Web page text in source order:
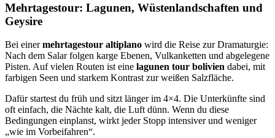
Mehrtagestour: Lagunen, Wüstenlandschaften und
Geysire
Bei einermehrtagestour altiplano wird die Reise zur Dramaturgie:
Nach dem Salar folgen karge Ebenen, Vulkanketten und abgelegene
Pisten. Auf vielen Routen ist eine lagunen tour bolivien dabei, mit
farbigen Seen und starkem Kontrast zur weißen Salzfläche.
Dafür startest du früh und sitzt länger im 4×4. Die Unterkünfte sind
oft einfach, die Nächte kalt, die Luft dünn. Wenn du diese
Bedingungen einplanst, wirkt jeder Stopp intensiver und weniger
„wie im Vorbeifahren“.